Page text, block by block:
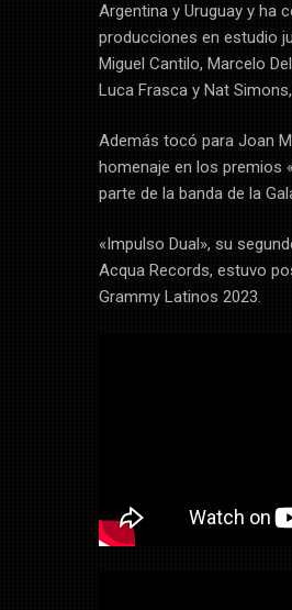
Argentina y Uruguay y ha
producciones en estudio
Miguel Cantilo, Marcelo
Luca Frasca y Nat
Además tocó para Joan
homenaje en los premios
parte de la banda de la
«Impulso Dual», su
Acqua Records, estuvo
Grammy Latinos 2023.